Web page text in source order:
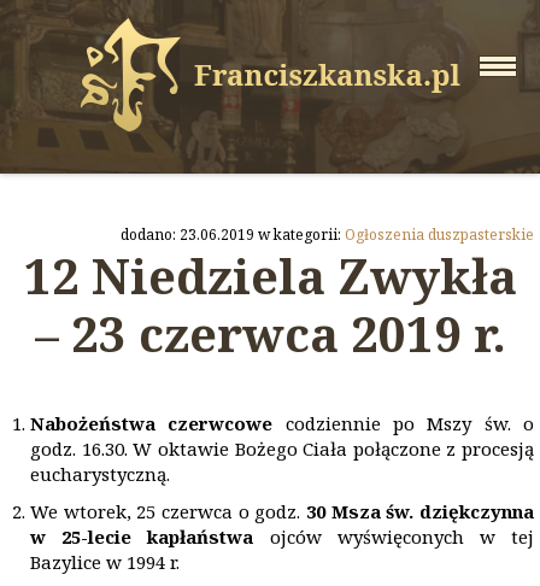
dodano: 23.06.2019 w kategorii: Ogłoszenia duszpasterskie
12 Niedziela Zwykła
– 23 czerwca 2019 r.
Nabożeństwa czerwcowe codziennie po Mszy św. o
godz. 16.30. W oktawie Bożego Ciała połączone z procesją
eucharystyczną.
We wtorek, 25 czerwca o godz. 30 Msza św. dziękczynna
w 25-lecie kapłaństwa ojców wyświęconych w tej
Bazylice w 1994 r.